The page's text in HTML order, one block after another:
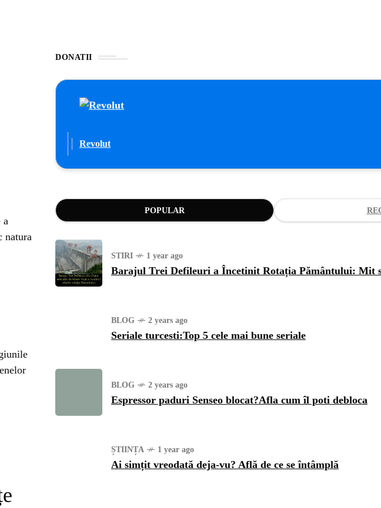
a
natura
DONATII
Revolut
POPULAR
STIRI 1 year ago
Barajul Trei Defileuri a Încetinit Rotația Pământului: Mit
BLOG 2 years ago
Seriale turcesti:Top 5 cele mai bune seriale
BLOG 2 years ago
Espressor paduri Senseo blocat?Afla cum îl poti debloca
ȘTIINȚA 1 year ago
Ai simțit vreodată deja-vu? Află de ce se întâmplă